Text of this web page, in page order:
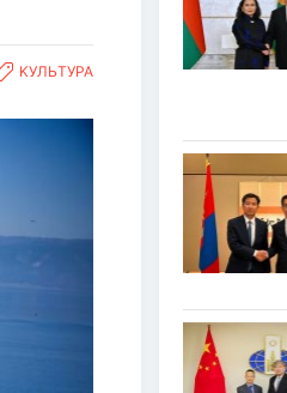
KУЛЬТУРА